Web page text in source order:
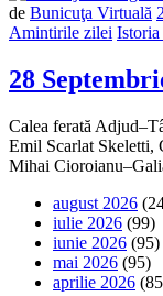
de Bunicuţa Virtuală
Amintirile zilei
28
Calea ferată
Emil Scarlat Skeletti,
Mihai
august 2026
iulie 2026 (99)
iunie 2026 (95)
mai 2026 (95)
aprilie 2026